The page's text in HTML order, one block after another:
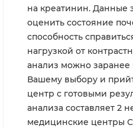
на креатинин. Данные
оценить состояние
способность
нагрузкой от
анализ можно
Вашему выбору и
центр с готовыми
анализа составляет 2
медицинские центры